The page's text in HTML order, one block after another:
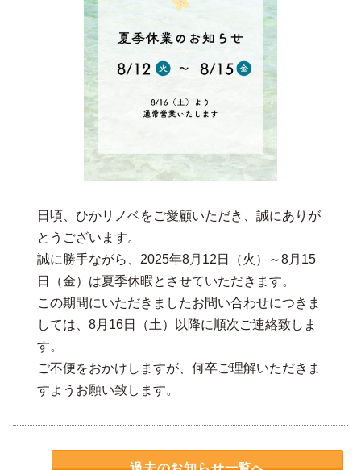
日頃、ひかリノベをご愛顧いただき、誠にありが
とうございます。
誠に勝手ながら、2025年8月12日（火）～8月15
日（金）は夏季休暇とさせていただきます。
この期間にいただきましたお問い合わせにつきま
しては、8月16日（土）以降に順次ご連絡致しま
す。
ご不便をおかけしますが、何卒ご理解いただきま
すようお願い致します。